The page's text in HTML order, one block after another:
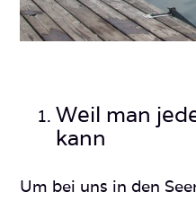
Weil man
kann
Um bei uns in den